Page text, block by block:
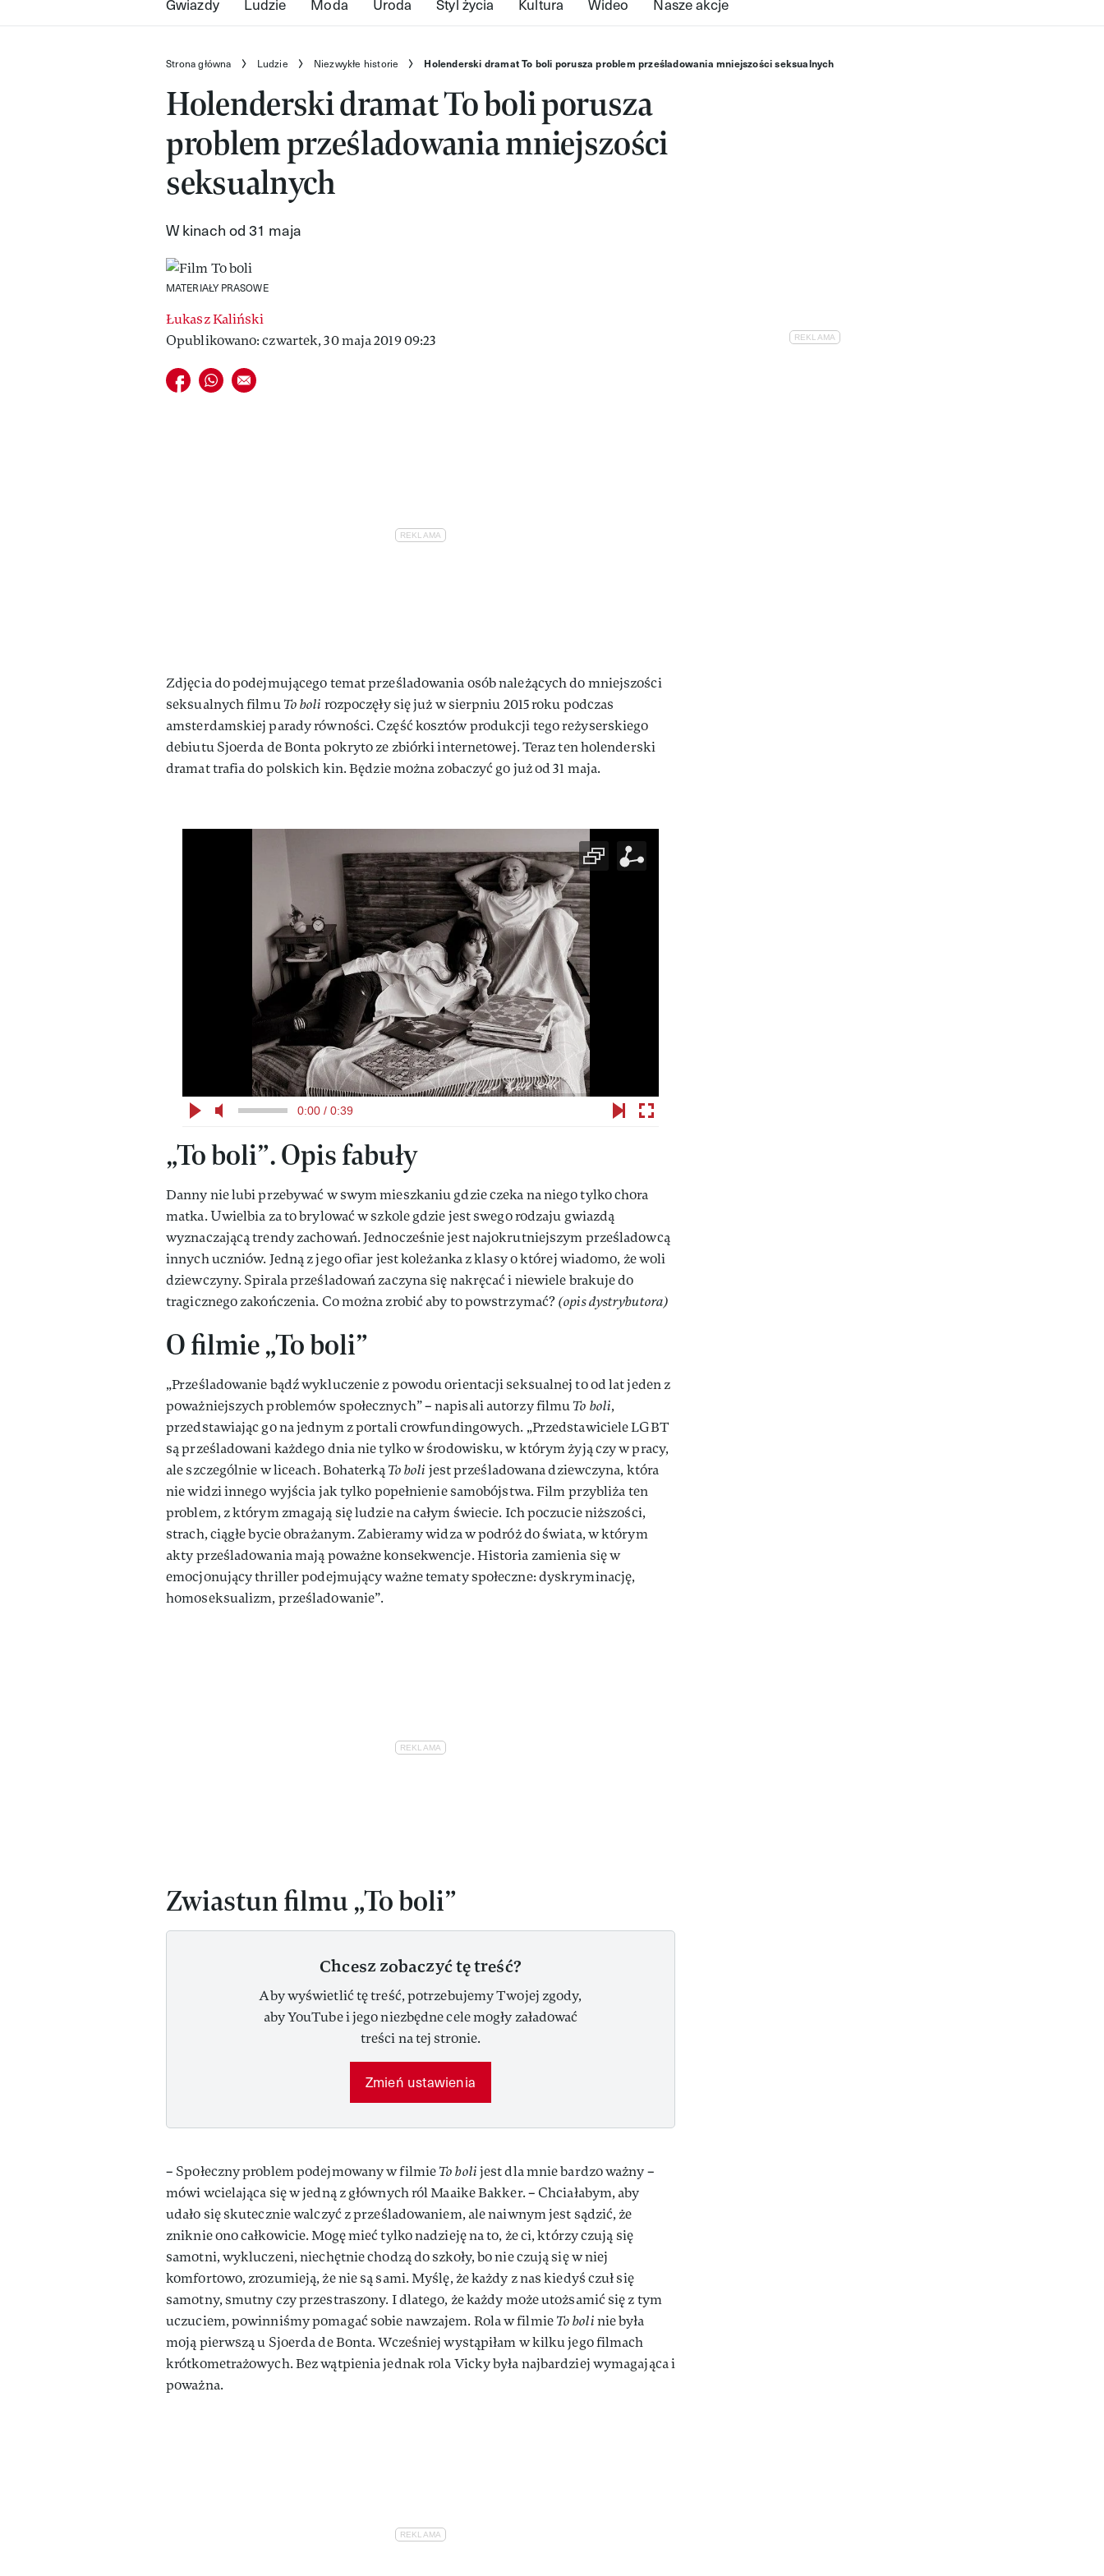
Strona główna Ludzie Niezwykłe historie Holenderski dramat To boli porusza problem prześladowania mniejszości seksualnych
Holenderski dramat To boli porusza
problem prześladowania mniejszości
seksualnych
W kinach od 31 maja
MATERIAŁY PRASOWE
Łukasz Kaliński
Opublikowano: czwartek, 30 maja 2019 09:23
Udostępnij na facebook
Udostępnij na whatsapp
E-mail do przyjaciela
Zdjęcia do podejmującego temat prześladowania osób należących do mniejszości
seksualnych filmuTo boli rozpoczęły się już w sierpniu 2015 roku podczas
amsterdamskiej parady równości. Część kosztów produkcji tego reżyserskiego
debiutu Sjoerda de Bonta pokryto ze zbiórki internetowej. Teraz ten holenderski
dramat trafia do polskich kin. Będzie można zobaczyć go już od 31 maja.
0:00 / 0:39
„To boli”. Opis fabuły
Danny nie lubi przebywać w swym mieszkaniu gdzie czeka na niego tylko chora
matka. Uwielbia za to brylować w szkole gdzie jest swego rodzaju gwiazdą
wyznaczającą trendy zachowań. Jednocześnie jest najokrutniejszym prześladowcą
innych uczniów. Jedną z jego ofiar jest koleżanka z klasy o której wiadomo, że woli
dziewczyny. Spirala prześladowań zaczyna się nakręcać i niewiele brakuje do
tragicznego zakończenia. Co można zrobić aby to powstrzymać?(opis dystrybutora)
O filmie „To boli”
„Prześladowanie bądź wykluczenie z powodu orientacji seksualnej to od lat jeden z
poważniejszych problemów społecznych” – napisali autorzy filmuTo boli,
przedstawiając go na jednym z portali crowfundingowych. „Przedstawiciele LGBT
są prześladowani każdego dnia nie tylko w środowisku, w którym żyją czy w pracy,
ale szczególnie w liceach. BohaterkąTo boli jest prześladowana dziewczyna, która
nie widzi innego wyjścia jak tylko popełnienie samobójstwa. Film przybliża ten
problem, z którym zmagają się ludzie na całym świecie. Ich poczucie niższości,
strach, ciągłe bycie obrażanym. Zabieramy widza w podróż do świata, w którym
akty prześladowania mają poważne konsekwencje. Historia zamienia się w
emocjonujący thriller podejmujący ważne tematy społeczne: dyskryminację,
homoseksualizm, prześladowanie”.
Zwiastun filmu „To boli”
Chcesz zobaczyć tę treść?
Aby wyświetlić tę treść, potrzebujemy Twojej zgody,
aby YouTube i jego niezbędne cele mogły załadować
treści na tej stronie.
Zmień ustawienia
– Społeczny problem podejmowany w filmieTo bolijest dla mnie bardzo ważny –
mówi wcielająca się w jedną z głównych ról Maaike Bakker. – Chciałabym, aby
udało się skutecznie walczyć z prześladowaniem, ale naiwnym jest sądzić, że
zniknie ono całkowicie. Mogę mieć tylko nadzieję na to, że ci, którzy czują się
samotni, wykluczeni, niechętnie chodzą do szkoły, bo nie czują się w niej
komfortowo, zrozumieją, że nie są sami. Myślę, że każdy z nas kiedyś czuł się
samotny, smutny czy przestraszony. I dlatego, że każdy może utożsamić się z tym
uczuciem, powinniśmy pomagać sobie nawzajem. Rola w filmieTo bolinie była
moją pierwszą u Sjoerda de Bonta. Wcześniej wystąpiłam w kilku jego filmach
krótkometrażowych. Bez wątpienia jednak rola Vicky była najbardziej wymagająca i
poważna.